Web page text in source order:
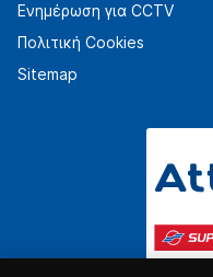
Ενημέρωση για CCTV
Πολιτική Cookies
Sitemap